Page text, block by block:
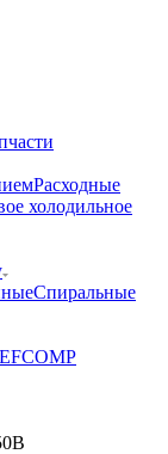
Расходные
холодильное
Спиральные